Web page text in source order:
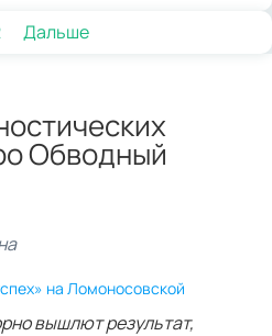
Дальше
Обводный
на Ломоносовской
вышлют результат,